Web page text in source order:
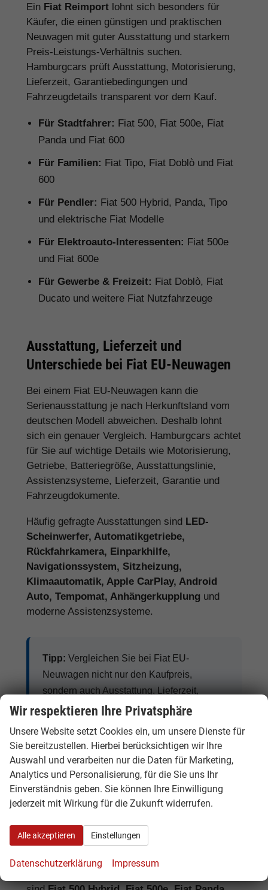
Ein Fiat Reimport lohnt sich besonders für
Käufer, die einen günstigen und praktischen
Neuwagen mit guter Ausstattung und starkem
Preis-Leistungs-Verhältnis suchen.
Hamburgcars prüft Ausstattung, Motorisierung,
Lieferzeit, Garantiebedingungen und
Fahrzeugdetails transparent vor dem Kauf.
Für Stadtfahrer: Fiat 500, Fiat 500e, Fiat
Panda und Fiat 600
Für Familien: Fiat Tipo, Fiat Doblò und Fiat
600
Für Pendler: Fiat 500 Hybrid, Panda, Tipo
und elektrische Fiat Modelle
Für Elektroauto-Interessenten: Fiat 500e
und Fiat 600e
Für Gewerbe & Freizeit: Fiat Doblò, Fiat
Ducato und weitere Fiat Nutzfahrzeuge
Ausstattung, Lieferzeit und
Unterschiede bei Fiat EU-Neuwagen
Bei einem Fiat EU-Neuwagen kann die
Serienausstattung je nach Herkunftsland vom
deutschen Modell abweichen. Deshalb lohnt
sich ein genauer Vergleich. Hamburgcars achtet
für Sie auf wichtige Details wie Motorisierung,
Getriebe, Batteriegröße, Ausstattungslinie,
Assistenzsysteme, Lieferzeit, Garantie und
Fahrzeugdokumente.
Häufig gefragte Ausstattungen sind LED-
Scheinwerfer, Automatikgetriebe,
Rückfahrkamera, Einparkhilfe,
Navigationssystem, Sitzheizung,
Klimaautomatik, Apple CarPlay, Android
Auto, Tempomat, Anhängerkupplung und
moderne Assistenzsysteme.
Tipp: Vergleichen Sie bei Fiat EU-
Neuwagen nicht nur den Kaufpreis,
sondern auch Ausstattung, Lieferzeit,
Garantieumfang und mögliche
tatsächlichen Preisvorteil.
Fiat Benziner, Hybrid, Elektro und
Fiat bietet je nach Modell Benziner, Hybrid-
Varianten, vollelektrische Fahrzeuge und
Wir respektieren Ihre Privatsphäre
Unsere Website setzt Cookies ein, um unsere Dienste für
Sie bereitzustellen. Hierbei berücksichtigen wir Ihre
Auswahl und verarbeiten nur die Daten für Marketing,
Analytics und Personalisierung, für die Sie uns Ihr
Einverständnis geben. Sie können Ihre Einwilligung
jederzeit mit Wirkung für die Zukunft widerrufen.
Alle akzeptieren Einstellungen
Datenschutzerklärung Impressum